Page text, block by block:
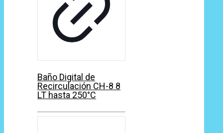
Baño Digital de
Recirculación CH-8 8
LT hasta 250°C